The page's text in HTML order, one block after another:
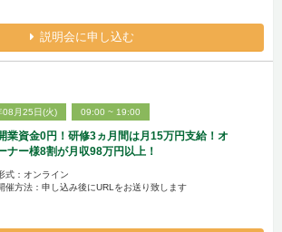
説明会に申し込む
08月25日(火) 09:00 ~ 19:00
業資金0円！研修3ヵ月間は月15万円支給！オ
ナー様8割が月収98万円以上！
式：オンライン
催方法：申し込み後にURLをお送り致します